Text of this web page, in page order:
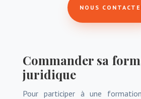
NOUS
Commander sa
juridique
Pour participer à une